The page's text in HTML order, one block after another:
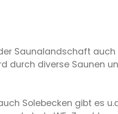
Saunalandschaft
durch diverse Saunen
Solebecken gibt es